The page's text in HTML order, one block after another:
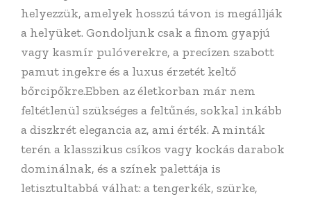
helyezzük, amelyek hosszú távon is megállják
a helyüket. Gondoljunk csak a finom gyapjú
vagy kasmír pulóverekre, a precízen szabott
pamut ingekre és a luxus érzetét keltő
bőrcipőkre.Ebben az életkorban már nem
feltétlenül szükséges a feltűnés, sokkal inkább
a diszkrét elegancia az, ami érték. A minták
terén a klasszikus csíkos vagy kockás darabok
dominálnak, és a színek palettája is
letisztultabbá válhat: a tengerkék, szürke,